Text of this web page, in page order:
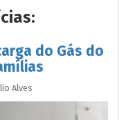
do Gás do
Alves